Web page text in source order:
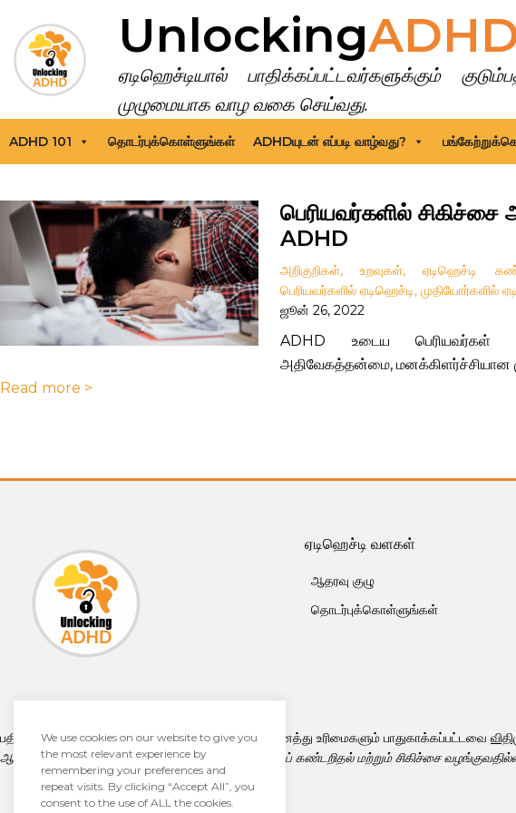
Unlocking
ஏடிஹெச்டியால் பாதிக்கப்பட்டவர்களுக்கும்
முழுமையாக வாழ வகை செய்வது.
ADHD 101 தொடர்புக்கொள்ளுங்கள் ADHDயுடன் எப்படி வாழ்வது?
பெரியவர்களில் சிகிச்சை
ADHD
அறிகுறிகள்,உறவுகள்,ஏடிஹெச்டி
பெரியவர்களில் ஏடிஹெச்டி, முதியோர்களில்
ஜூன் 26, 2022
ADHD உடைய பெரியவர்கள்
அதிவேகத்தன்மை, மனக்கிளர்ச்சியான
Read more >
ஏடிஹெச்டி வளகள்
ஆதரவு குழு
தொடர்புக்கொள்ளுங்கள்
பதிப்புரிமை © 2026 · ஆளாக்கிங் ஏடிஹெச்டி லிட். அனைத்து உரிமைகளும் பாதுகாக்கப்பட்டவை
ஆளாக்கிங் ஏடிஹெச்டி லிட். மருத்துவ ஆலோசனை, நோய் கண்டறிதல் மற்றும் சிகிச்சை
We use cookies on our website to give you
the most relevant experience by
remembering your preferences and
repeat visits. By clicking “Accept All”, you
consent to the use of ALL the cookies.